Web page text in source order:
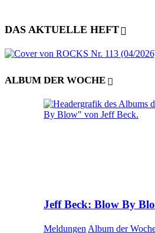
DAS AKTUELLE HEFT
ALBUM DER WOCHE
Jeff Beck: Blow By
Meldungen Album der